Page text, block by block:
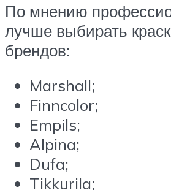
По мнению
лучше выбирать
брендов:
Marshall;
Finncolor;
Empils;
Alpina;
Dufa;
Tikkurila;